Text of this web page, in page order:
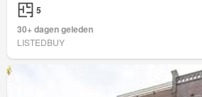
5
30+ dagen geleden
LISTEDBUY